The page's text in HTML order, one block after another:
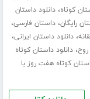
کوتاه،دانلود داستان
،داستان فارسی،
،دانلود داستان ایرانی،
،دانلود داستان کوتاه
کوتاه هفت روز با